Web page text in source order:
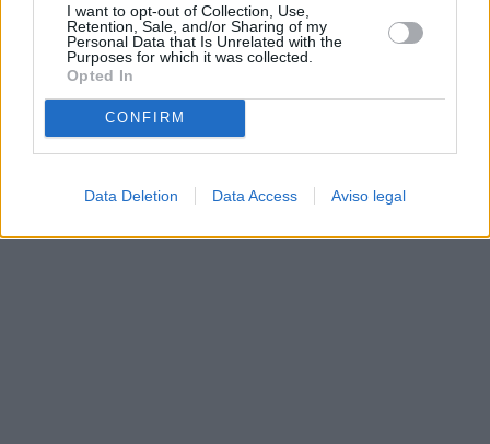
I want to opt-out of Collection, Use,
Retention, Sale, and/or Sharing of my
Personal Data that Is Unrelated with the
Purposes for which it was collected.
Opted In
CONFIRM
Data Deletion Data Access Aviso legal